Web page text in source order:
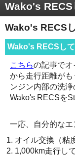
Wako's RECS
Wako's RECS
Wako's RECSし
こちらの記事でオ
から走行距離が
ンジン内部の洗
Wako's RECSを
一応、自分的なエ
オイル交換（粘
1,000km走行し